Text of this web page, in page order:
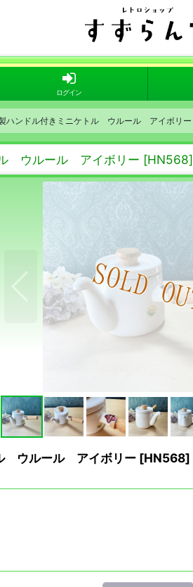
ログイン
ハンドル付きミニケトル ウルール アイボリー
ウルール アイボリー [HN568]
ウルール アイボリー [HN568]